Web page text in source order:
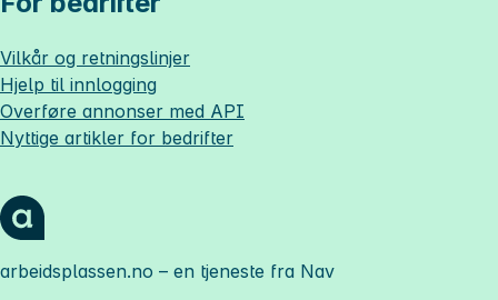
Vilkår og retningslinjer
Hjelp til innlogging
Overføre annonser med API
Nyttige artikler for bedrifter
arbeidsplassen.no – en tjeneste fra Nav